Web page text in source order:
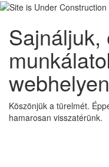
Sajnáljuk,
webhelyen
Köszönjük a türelmét.
hamarosan visszatérünk.